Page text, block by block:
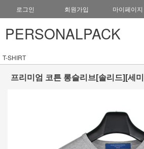
로그인 회원가입 마이페이지
PERSONALPACK
T-SHIRT
프리미엄 코튼 롱슬리브[솔리드][세